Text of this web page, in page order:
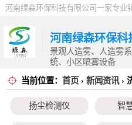
河南绿森环保科
景观人造雾、人造雾
统、小区喷雾设备
当前位置： 首页 › 新闻资讯›
扬尘检测仪 智
扬尘检测仪
智慧工地